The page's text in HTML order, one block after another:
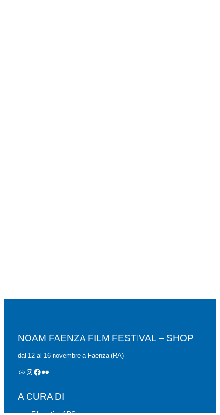
NOAM FAENZA FILM FESTIVAL – SHOP
dal 12 al 16 novembre a Faenza (RA)
NOAM Festival Instagram Facebook Flickr
A CURA DI